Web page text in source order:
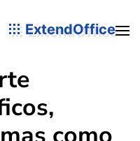
ExtendOffice